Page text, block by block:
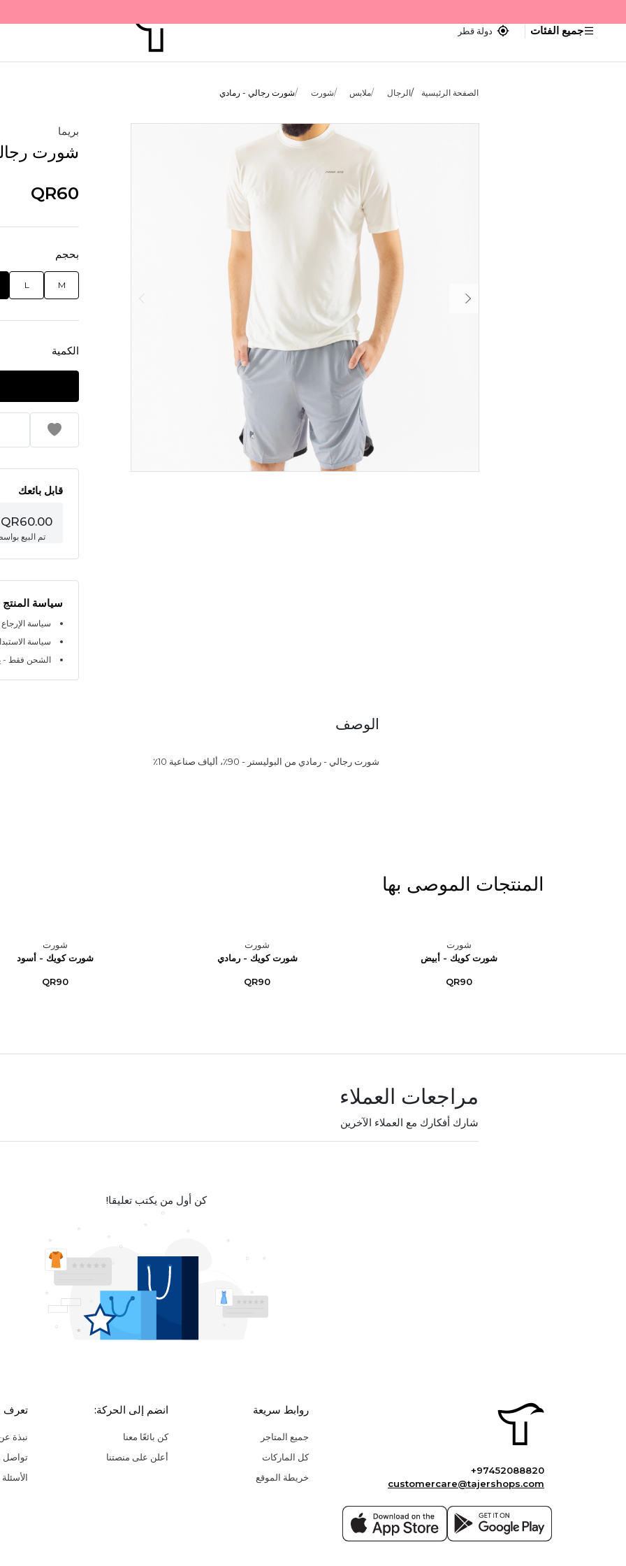
جميع الفئات دولة قطر
الصفحة الرئيسية الرجال ملابس شورت شورت رجالي - رمادي
بريما
شورت
QR60
بحجم
M
L
الكمية
قابل بائعك
QR60.00
تم البيع
سياسة المنتج
سياسة الإرجاع
سياسة الاستبدال
الشحن فقط -
الوصف
شورت رجالي - رمادي من البوليستر - 90٪، ألياف صناعية 10٪
المنتجات الموصى بها
شورت
شورت كويك - أبيض
QR90
شورت
شورت كويك - رمادي
QR90
شورت
شورت كويك - أسود
QR90
مراجعات العملاء
شارك أفكارك مع العملاء الآخرين
كن أول من يكتب تعليقا!
+97452088820
customercare@tajershops.com
روابط سريعة
جميع المتاجر
كل الماركات
خريطة الموقع
انضم إلى الحركة:
كن بائعًا معنا
أعلن على منصتنا
تعرف
نبذة
تواصل